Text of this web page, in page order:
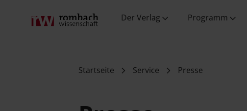
Der Verlag Programm
Startseite Service Presse